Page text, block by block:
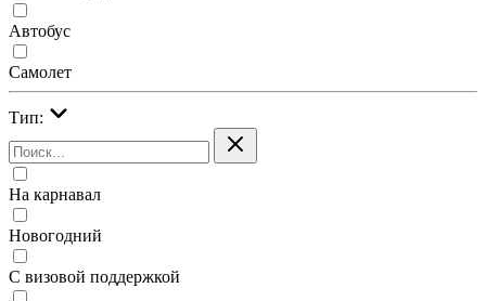
Автобус
Самолет
Тип:
На карнавал
Новогодний
С визовой поддержкой